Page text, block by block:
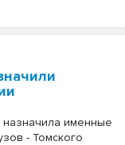
назначила именные
- Томского